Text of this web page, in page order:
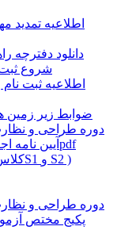
اطلاعیه
دانلود دفترچه
شروع ثبت
اطلاعیه ثبت
ضوابط زیر زمین
دوره طراحی و
آیین نامه اجرای درب خروج آتش نشانی و دوربند+فایلpdf
آیین نامه مجموعه پمپ های آتش نشانی (کلاسS1 و S2 )
دوره طراحی و
پکیج مختص